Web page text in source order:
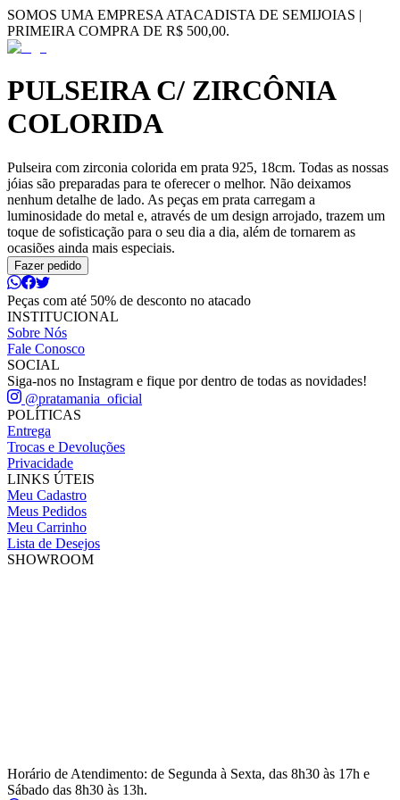
SOMOS UMA EMPRESA ATACADISTA DE SEMIJOIAS |
PRIMEIRA COMPRA DE R$ 500,00.
PULSEIRA C/ ZIRCÔNIA
COLORIDA
Pulseira com zirconia colorida em prata 925, 18cm. Todas as nossas
jóias são preparadas para te oferecer o melhor. Não deixamos
nenhum detalhe de lado. As peças em prata carregam a
luminosidade do metal e, através de um design arrojado, trazem um
toque de sofisticação para o seu dia a dia, além de tornarem as
ocasiões ainda mais especiais.
Fazer pedido
Peças com até 50% de desconto no atacado
INSTITUCIONAL
Sobre Nós
Fale Conosco
SOCIAL
Siga-nos no Instagram e fique por dentro de todas as novidades!
@pratamania_oficial
POLÍTICAS
Entrega
Trocas e Devoluções
Privacidade
LINKS ÚTEIS
Meu Cadastro
Meus Pedidos
Meu Carrinho
Lista de Desejos
SHOWROOM
Horário de Atendimento: de Segunda à Sexta, das 8h30 às 17h e
Sábado das 8h30 às 13h.